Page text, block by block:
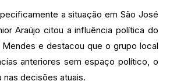
a situação em São José
Araújo citou a influência política do
e destacou que o grupo local
anteriores sem espaço político, o
nas decisões atuais.